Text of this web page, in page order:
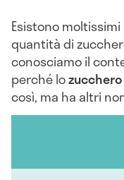
Esistono
quantità di
conosciamo il
perché lozucchero
così, ma ha altri